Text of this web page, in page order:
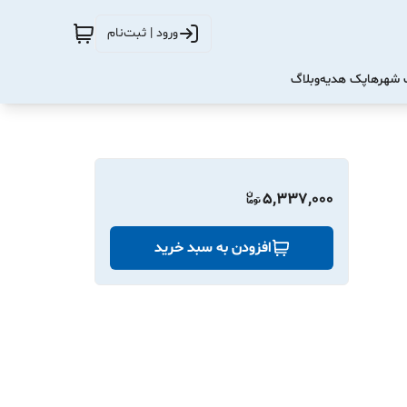
ورود | ثبت‌نام
شهرهاپک هدیهوبلاگ
5,337,000
افزودن به سبد خرید